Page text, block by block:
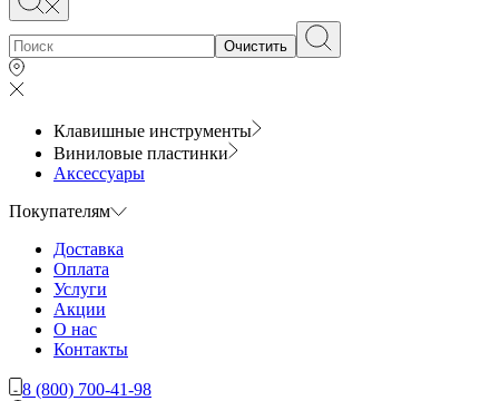
Очистить
Клавишные инструменты
Виниловые пластинки
Аксессуары
Покупателям
Доставка
Оплата
Услуги
Акции
О нас
Контакты
8 (800) 700-41-98